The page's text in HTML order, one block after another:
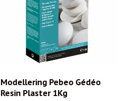
Modellering Pebeo Gédéo
Resin Plaster 1Kg